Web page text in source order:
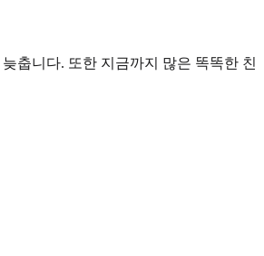
춥니다. 또한 지금까지 많은 똑똑한 친